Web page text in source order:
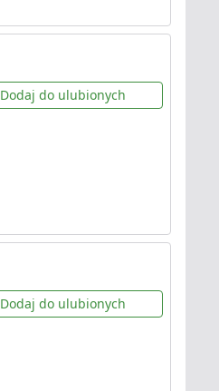
Dodaj do ulubionych
Dodaj do ulubionych